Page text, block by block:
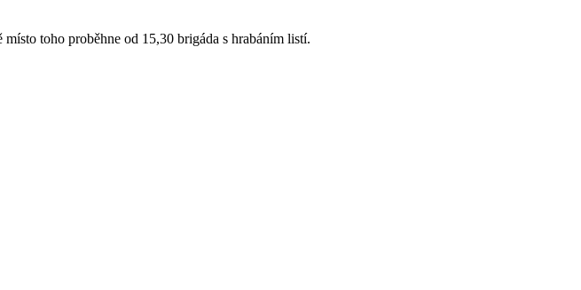
toho proběhne od 15,30 brigáda s hrabáním listí.